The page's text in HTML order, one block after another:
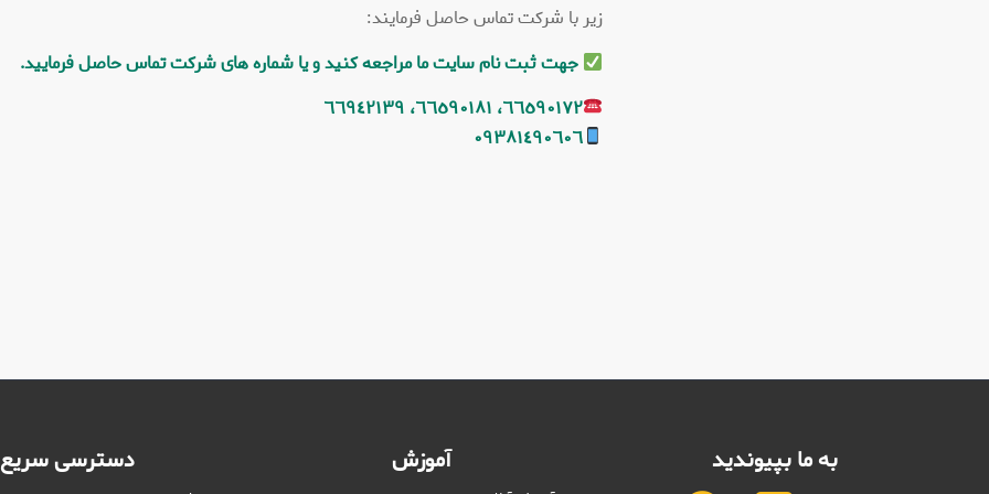
زیر با شرکت تماس حاصل فرمایند:
جهت ثبت نام سایت ما مراجعه کنید و یا شماره های شرکت تماس حاصل فرمایید.
٦٦٥٩٠١٧٢، ٦٦٥٩٠١٨١، ٦٦٩٤٢١٣٩
٠٩٣٨١٤٩٠٦٠٦
به ما بپیوندید آموزش دسترسی سریع